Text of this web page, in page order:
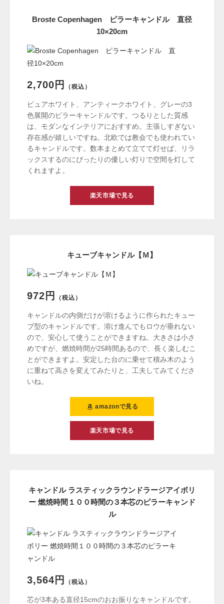
Broste Copenhagen ピラーキャンドル 直径
10×20cm
2,700円 （税込）
ピュアホワイト、アンティークホワイト、グレーの3
色展開のピラーキャンドルです。つるりとした質感
は、モダンなインテリアにおすすめ。主張しすぎない
存在感が嬉しいですね。北欧では教会でも使われてい
るキャンドルです。数本まとめて立てて灯せば、リラ
ックスするのにぴったりの優しい灯りで空間を灯して
くれますよ。
楽天市場で見る
キューブキャンドル【Ｍ】
972円 （税込）
キャンドルの内側だけが溶けるように作られたキュー
ブ型のキャンドルです。溶け進んでもロウが垂れない
ので、安心して使うことができますね。大きさは小さ
めですが、燃焼時間が25時間あるので、長く楽しむこ
とができますよ。安定した台のに乗せて積み木のよう
に重ねて高さを変えてみたりと、工夫してみてくださ
いね。
amazonで見る
楽天市場で見る
キャンドル ラスティックラウンドラージアイボリ
ー 燃焼時間１００時間の３本芯のピラーキャンド
ル
3,564円 （税込）
芯が3本ある直径15cmのおお振りなキャンドルです。